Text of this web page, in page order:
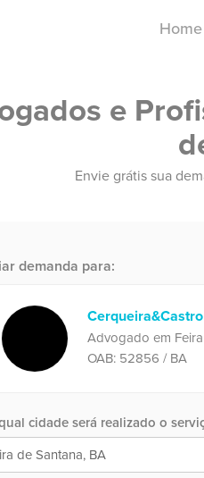
Home
e
Envie grátis sua
demanda para:
Advogado em
OAB: 52856 / BA
cidade será realizado o